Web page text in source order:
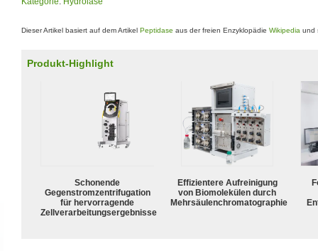
Dieser Artikel basiert auf dem Artikel Peptidase aus der freien Enzyklopädie Wikipedia und
Produkt-Highlight
Schonende
Gegenstromzentrifugation
für hervorragende
Zellverarbeitungsergebnisse
Effizientere Aufreinigung
von Biomolekülen durch
Mehrsäulenchromatographie